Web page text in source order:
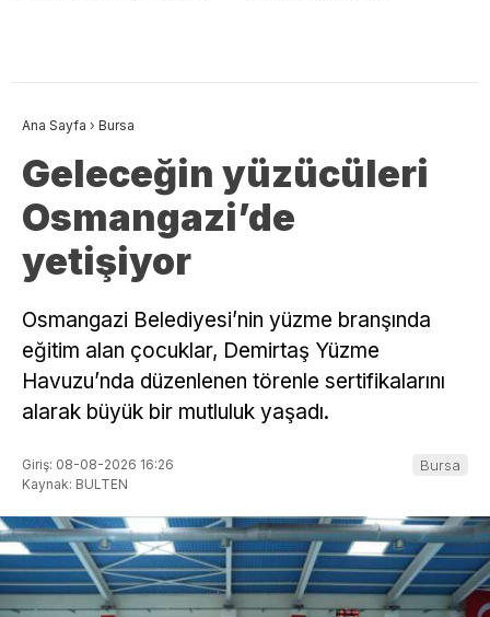
Ana Sayfa › Bursa
Geleceğin yüzücüleri
Osmangazi’de
yetişiyor
Osmangazi Belediyesi’nin yüzme branşında
eğitim alan çocuklar, Demirtaş Yüzme
Havuzu’nda düzenlenen törenle sertifikalarını
alarak büyük bir mutluluk yaşadı.
Giriş: 08-08-2026 16:26
Kaynak: BULTEN
Bursa